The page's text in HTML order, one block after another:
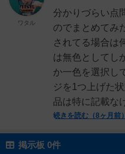
分かりづらい点
のでまとめてみ
されてる場合は
は無色としてし
か一色を選択し
ジを1つ上げた
品は特に記載な
続きを読む（8ヶ月前）
ワタル
掲示板 0件